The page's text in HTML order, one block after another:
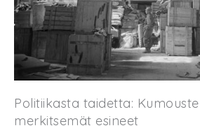
Politiikasta taidetta:
merkitsemät esineet